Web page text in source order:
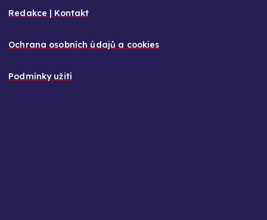
Redakce | Kontakt
Ochrana osobních údajů a cookies
Podmínky užití